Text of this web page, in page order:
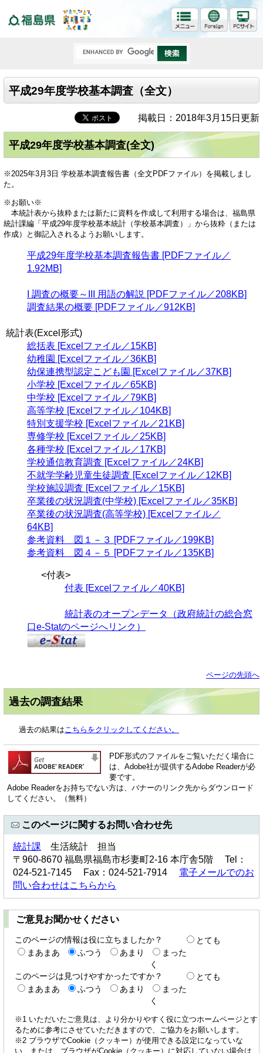
平成29年度学校基本調査（全文）
掲載日：2018年3月15日更新
平成29年度学校基本調査(全文)
※2025年3月3日 学校基本調査報告書（全文PDFファイル）を掲載しまし
た。
※お願い※
本統計表から抜粋または新たに資料を作成して利用する場合は、福島県
統計課編「平成29年度学校基本統計（学校基本調査）」から抜粋（または
作成）と御記入されるようお願いします。
平成29年度学校基本調査報告書 [PDFファイル／
1.92MB]
I 調査の概要～III 用語の解説 [PDFファイル／208KB]
調査結果の概要 [PDFファイル／912KB]
統計表(Excel形式)
総括表 [Excelファイル／15KB]
幼稚園 [Excelファイル／36KB]
幼保連携型認定こども園 [Excelファイル／37KB]
小学校 [Excelファイル／65KB]
中学校 [Excelファイル／79KB]
高等学校 [Excelファイル／104KB]
特別支援学校 [Excelファイル／21KB]
専修学校 [Excelファイル／25KB]
各種学校 [Excelファイル／17KB]
学校通信教育調査 [Excelファイル／24KB]
不就学学齢児童生徒調査 [Excelファイル／12KB]
学校施設調査 [Excelファイル／15KB]
卒業後の状況調査(中学校) [Excelファイル／35KB]
卒業後の状況調査(高等学校) [Excelファイル／
64KB]
参考資料 図１－３ [PDFファイル／199KB]
参考資料 図４－５ [PDFファイル／135KB]
<付表>
付表 [Excelファイル／40KB]
統計表のオープンデータ（政府統計の総合窓
口e-Statのページへリンク）
ページの先頭へ
過去の調査結果
過去の結果はこちらをクリックしてください。
PDF形式のファイルをご覧いただく場合に
は、Adobe社が提供するAdobe Readerが必
要です。
Adobe Readerをお持ちでない方は、バナーのリンク先からダウンロード
してください。（無料）
このページに関するお問い合わせ先
統計課 生活統計 担当
〒960-8670 福島県福島市杉妻町2-16 本庁舎5階 Tel：
024-521-7145 Fax：024-521-7914 電子メールでのお
問い合わせはこちらから
ご意見お聞かせください
このページの情報は役に立ちましたか？
とても
まあまあ
ふつう あまり
まった
く
このページは見つけやすかったですか？
とても
まあまあ
ふつう あまり
まった
く
※1 いただいたご意見は、より分かりやすく役に立つホームページとす
るために参考にさせていただきますので、ご協力をお願いします。
※2 ブラウザでCookie（クッキー）が使用できる設定になっていな
い、または、ブラウザがCookie（クッキー）に対応していない場合は